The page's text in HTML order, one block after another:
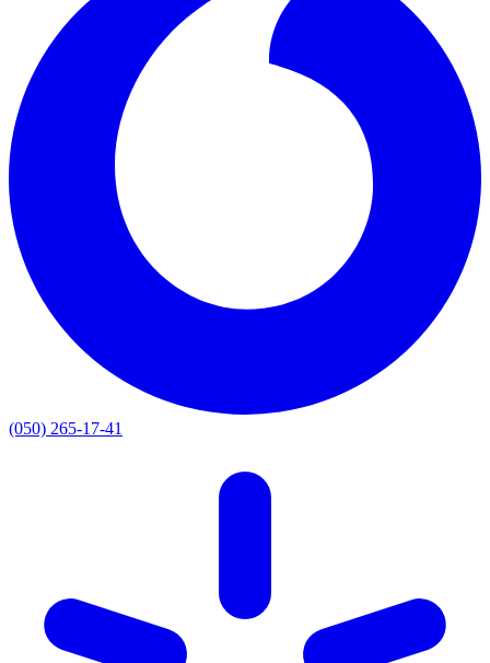
(050) 265-17-41